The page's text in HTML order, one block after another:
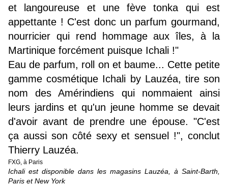
et langoureuse et une fève tonka qui est
appettante ! C'est donc un parfum gourmand,
nourricier qui rend hommage aux îles, à la
Martinique forcément puisque Ichali !"
Eau de parfum, roll on et baume... Cette petite
gamme cosmétique Ichali by Lauzéa, tire son
nom des Amérindiens qui nommaient ainsi
leurs jardins et qu'un jeune homme se devait
d'avoir avant de prendre une épouse. "C'est
ça aussi son côté sexy et sensuel !", conclut
Thierry Lauzéa.
FXG, à Paris
Ichali est disponible dans les magasins Lauzéa, à Saint-Barth,
Paris et New York